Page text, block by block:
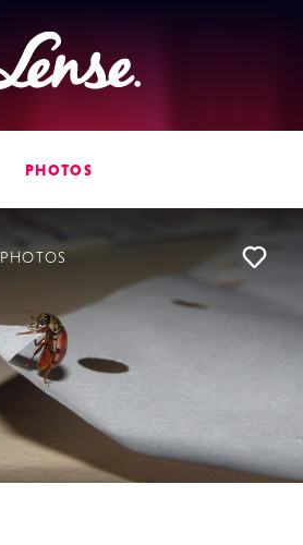
Lense
PHOTOS
PHOTOS